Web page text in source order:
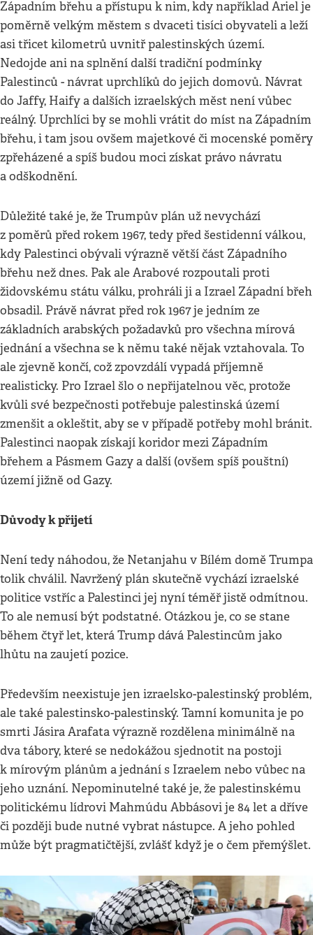
Západním břehu a přístupu k nim, kdy například Ariel je
poměrně velkým městem s dvaceti tisíci obyvateli a leží
asi třicet kilometrů uvnitř palestinských území.
Nedojde ani na splnění další tradiční podmínky
Palestinců - návrat uprchlíků do jejich domovů. Návrat
do Jaffy, Haify a dalších izraelských měst není vůbec
reálný. Uprchlíci by se mohli vrátit do míst na Západním
břehu, i tam jsou ovšem majetkové či mocenské poměry
zpřeházené a spíš budou moci získat právo návratu
a odškodnění.
Důležité také je, že Trumpův plán už nevychází
z poměrů před rokem 1967, tedy před šestidenní válkou,
kdy Palestinci obývali výrazně větší část Západního
břehu než dnes. Pak ale Arabové rozpoutali proti
židovskému státu válku, prohráli ji a Izrael Západní břeh
obsadil. Právě návrat před rok 1967 je jedním ze
základních arabských požadavků pro všechna mírová
jednání a všechna se k němu také nějak vztahovala. To
ale zjevně končí, což zpovzdálí vypadá příjemně
realisticky. Pro Izrael šlo o nepřijatelnou věc, protože
kvůli své bezpečnosti potřebuje palestinská území
zmenšit a okleštit, aby se v případě potřeby mohl bránit.
Palestinci naopak získají koridor mezi Západním
břehem a Pásmem Gazy a další (ovšem spíš pouštní)
území jižně od Gazy.
Důvody k přijetí
Není tedy náhodou, že Netanjahu v Bílém domě Trumpa
tolik chválil. Navržený plán skutečně vychází izraelské
politice vstříc a Palestinci jej nyní téměř jistě odmítnou.
To ale nemusí být podstatné. Otázkou je, co se stane
během čtyř let, která Trump dává Palestincům jako
lhůtu na zaujetí pozice.
Především neexistuje jen izraelsko-palestinský problém,
ale také palestinsko-palestinský. Tamní komunita je po
smrti Jásira Arafata výrazně rozdělena minimálně na
dva tábory, které se nedokážou sjednotit na postoji
k mírovým plánům a jednání s Izraelem nebo vůbec na
jeho uznání. Nepominutelné také je, že palestinskému
politickému lídrovi Mahmúdu Abbásovi je 84 let a dříve
či později bude nutné vybrat nástupce. A jeho pohled
může být pragmatičtější, zvlášť když je o čem přemýšlet.